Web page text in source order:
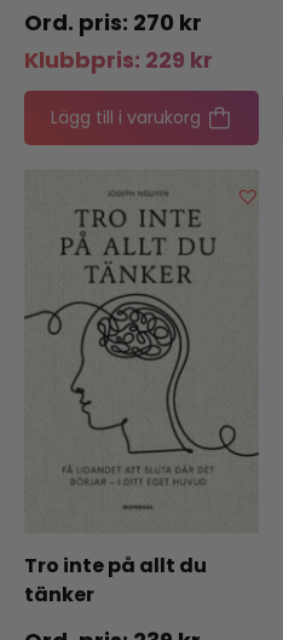
gladare, piggare och
friskare liv
270 kr
Klubbpris: 229 kr
Lägg till i varukorg
Tro inte på allt du
tänker